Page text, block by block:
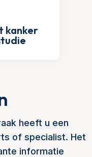
kanker
heeft u een
of specialist. Het
informatie